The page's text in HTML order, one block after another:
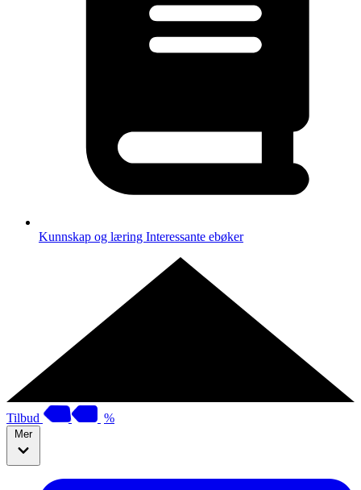
Kunnskap og læring Interessante ebøker
Tilbud %
Mer